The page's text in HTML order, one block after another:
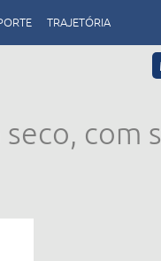
TRAJETÓRIA
com